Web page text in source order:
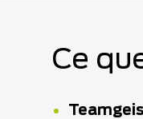
Ce